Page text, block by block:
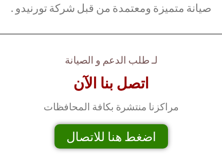
صيانة متميزة ومعتمدة من قبل شركة تورنيدو .
لـ طلب الدعم و الصيانة
اتصل بنا الآن
مراكزنا منتشرة بكافة المحافظات
اضغط هنا للاتصال